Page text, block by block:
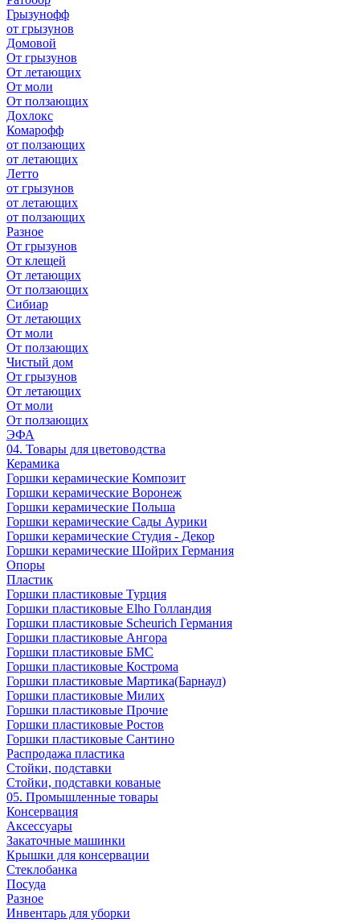
Грызунофф
от грызунов
Домовой
От грызунов
От летающих
От моли
От ползающих
Дохлокс
Комарофф
от ползающих
от летающих
Летто
от грызунов
от летающих
от ползающих
Разное
От грызунов
От клещей
От летающих
От ползающих
Сибиар
От летающих
От моли
От ползающих
Чистый дом
От грызунов
От летающих
От моли
От ползающих
ЭФА
04. Товары для цветоводства
Керамика
Горшки керамические Композит
Горшки керамические Воронеж
Горшки керамические Польша
Горшки керамические Сады Аурики
Горшки керамические Студия - Декор
Горшки керамические Шойрих Германия
Опоры
Пластик
Горшки пластиковые Турция
Горшки пластиковые Elho Голландия
Горшки пластиковые Scheuriсh Германия
Горшки пластиковые Ангора
Горшки пластиковые БМС
Горшки пластиковые Кострома
Горшки пластиковые Мартика(Барнаул)
Горшки пластиковые Милих
Горшки пластиковые Прочие
Горшки пластиковые Ростов
Горшки пластиковые Сантино
Распродажа пластика
Стойки, подставки
Стойки, подставки кованые
05. Промышленные товары
Консервация
Аксессуары
Закаточные машинки
Крышки для консервации
Стеклобанка
Посуда
Разное
Инвентарь для уборки